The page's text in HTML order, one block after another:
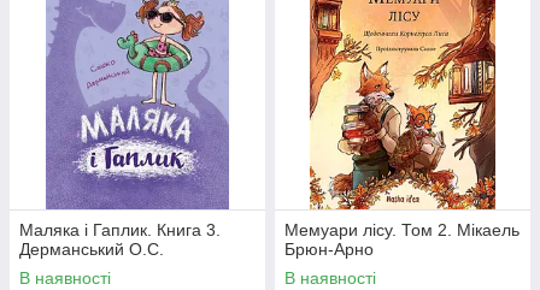
Маляка і Гаплик. Книга 3.
Дерманський О.С.
В наявності
Мемуари лісу. Том 2. Мікаель
Брюн-Арно
В наявності